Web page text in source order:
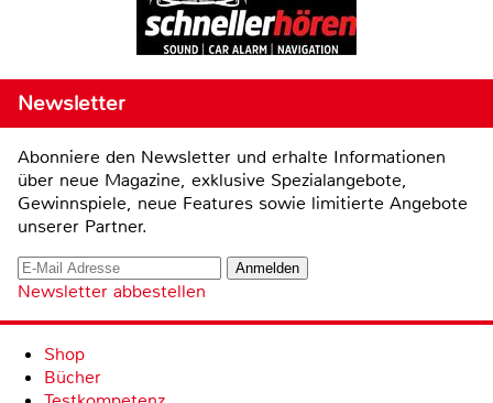
Newsletter
Abonniere den Newsletter und erhalte Informationen
über neue Magazine, exklusive Spezialangebote,
Gewinnspiele, neue Features sowie limitierte Angebote
unserer Partner.
Newsletter abbestellen
Shop
Bücher